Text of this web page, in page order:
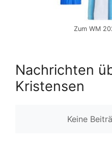
Zum WM
Nachrichten
Kristensen
Keine